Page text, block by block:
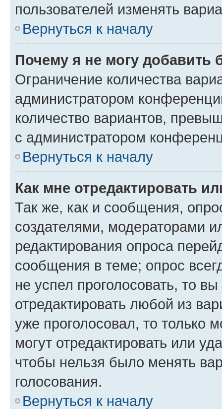
пользователей изменять
Вернуться к началу
Почему я не могу добавить
Ограничение количества
администратором
количество вариантов,
с администратором
Вернуться к началу
Как мне отредактировать
Так же, как и сообщения,
создателями, модераторами
редактирования опроса
сообщения в теме; опрос
не успел проголосовать, то
отредактировать любой из
уже проголосовал, то только
могут отредактировать или
чтобы нельзя было менять
голосования.
Вернуться к началу